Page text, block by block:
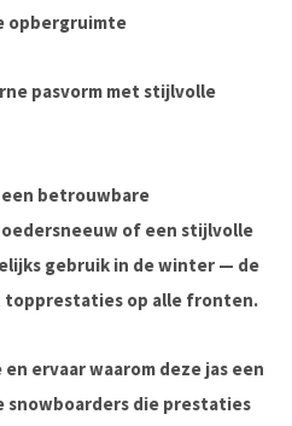
opbergruimte
pasvorm met stijlvolle
betrouwbare
of een stijlvolle
gebruik in de winter — de
topprestaties op alle fronten.
en ervaar waarom deze jas een
snowboarders die prestaties